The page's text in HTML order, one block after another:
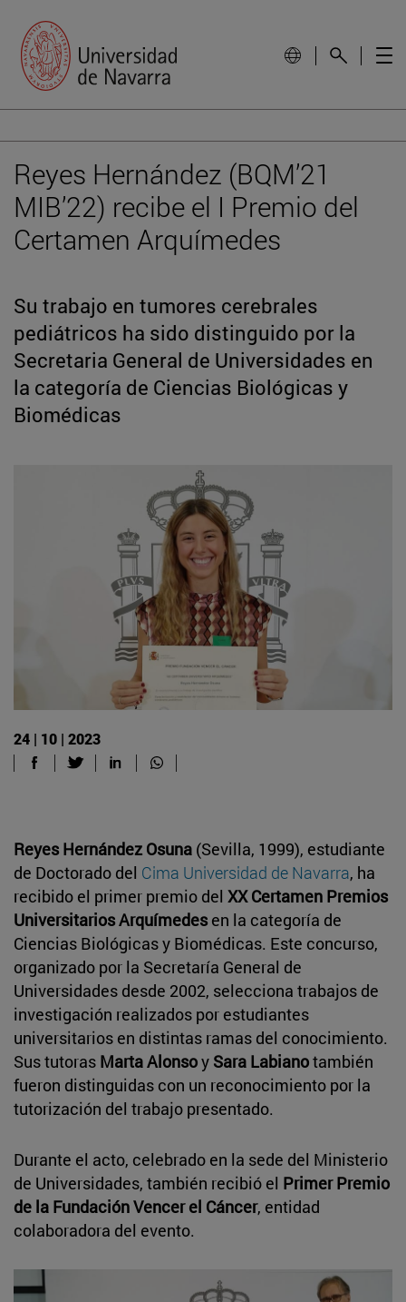
Reyes Hernández (BQM’21
MIB’22) recibe el I Premio del
Certamen Arquímedes
Su trabajo en tumores cerebrales
pediátricos ha sido distinguido por la
Secretaria General de Universidades en
la categoría de Ciencias Biológicas y
Biomédicas
24 | 10 | 2023
Reyes Hernández Osuna (Sevilla, 1999), estudiante
de Doctorado del Cima Universidad de Navarra, ha
recibido el primer premio del XX Certamen Premios
Universitarios Arquímedesen la categoría de
Ciencias Biológicas y Biomédicas. Este concurso,
organizado por la Secretaría General de
Universidades desde 2002, selecciona trabajos de
investigación realizados por estudiantes
universitarios en distintas ramas del conocimiento.
Sus tutoras Marta Alonsoy Sara Labianotambién
fueron distinguidas con un reconocimiento por la
tutorización del trabajo presentado.
Durante el acto, celebrado en la sede del Ministerio
de Universidades, también recibió el Primer Premio
de la Fundación Vencer el Cáncer, entidad
colaboradora del evento.